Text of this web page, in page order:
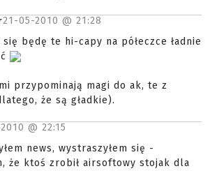
21-05-2010 @ 21:28
będę te hi-capy na półeczce ładnie
przypominają magi do ak, te z
że są gładkie).
@ 22:15
news, wystraszyłem się -
że ktoś zrobił airsoftowy stojak dla